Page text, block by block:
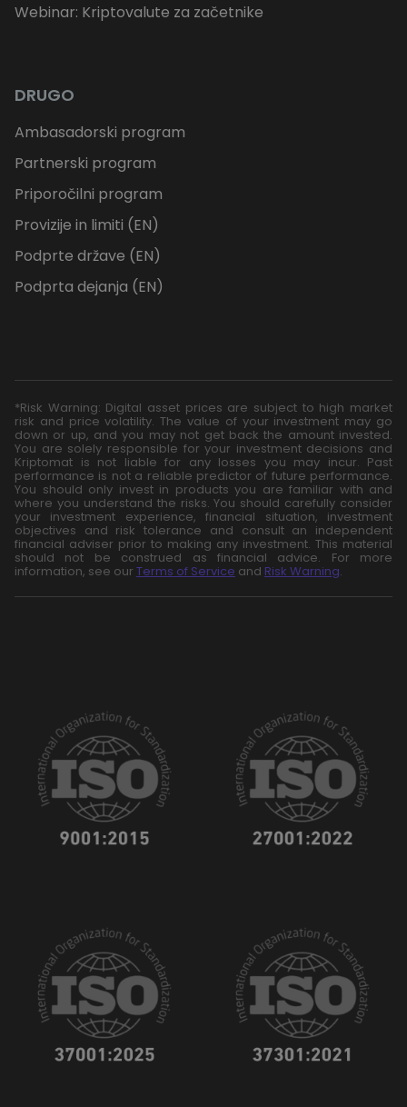
Webinar: Kriptovalute za začetnike
DRUGO
Ambasadorski program
Partnerski program
Priporočilni program
Provizije in limiti (EN)
Podprte države (EN)
Podprta dejanja (EN)
*Risk Warning: Digital asset prices are subject to high market
risk and price volatility. The value of your investment may go
down or up, and you may not get back the amount invested.
You are solely responsible for your investment decisions and
Kriptomat is not liable for any losses you may incur. Past
performance is not a reliable predictor of future performance.
You should only invest in products you are familiar with and
where you understand the risks. You should carefully consider
your investment experience, financial situation, investment
objectives and risk tolerance and consult an independent
financial adviser prior to making any investment. This material
should not be construed as financial advice. For more
information, see our Terms of Service and Risk Warning.